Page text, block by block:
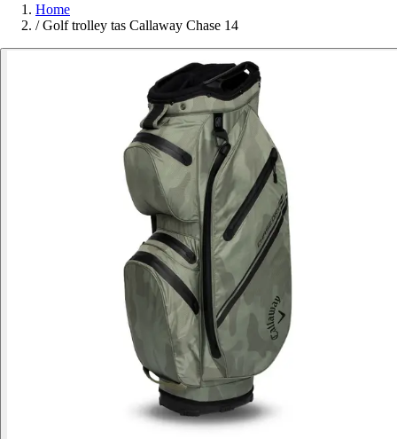
Home
/ Golf trolley tas Callaway Chase 14